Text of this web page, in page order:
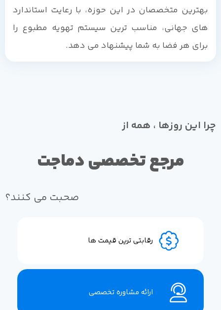
بهترین متخصصان در این حوزه، با رعایت استاندارد
های جهانی، مناسب ترین سیستم تهویه مطبوع را
برای هر فضا به شما پیشنهاد می دهد.
چرا این روزها ، همه از
مرجع تخصصی دماجت
صحبت می کنند؟
رقابتی ترین قیمت ها
ارائه مشاوره تخصصی